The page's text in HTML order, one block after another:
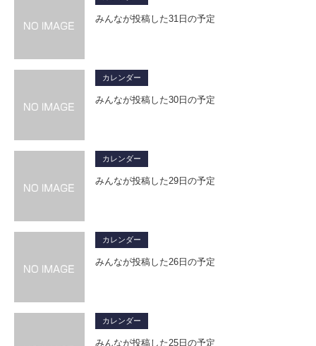
みんなが投稿した31日の予定
カレンダー
みんなが投稿した30日の予定
カレンダー
みんなが投稿した29日の予定
カレンダー
みんなが投稿した26日の予定
カレンダー
みんなが投稿した25日の予定